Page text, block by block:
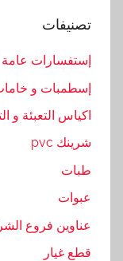
تصنيفات
إستفسارات عامة
إسطمبات و
اكياس التعبئة و
شرينك pvc
طبات
عبوات
عناوين فروع
قطع غيار